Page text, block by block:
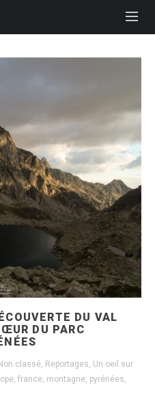
DU VAL
DU PARC
classé Reportages Un oeil sur
france montagne pyrénées